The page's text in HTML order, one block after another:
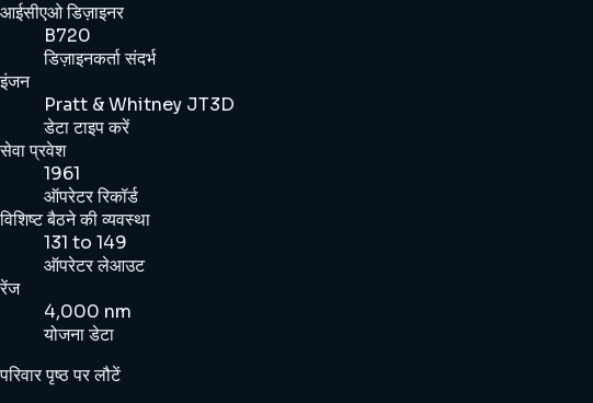
आईसीएओ डिज़ाइनर
B720
डिज़ाइनकर्ता संदर्भ
इंजन
Pratt & Whitney JT3D
डेटा टाइप करें
सेवा प्रवेश
1961
ऑपरेटर रिकॉर्ड
विशिष्ट बैठने की व्यवस्था
131 to 149
ऑपरेटर लेआउट
रेंज
4,000 nm
योजना डेटा
परिवार पृष्ठ पर लौटें